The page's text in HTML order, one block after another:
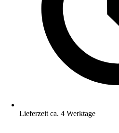
Lieferzeit ca. 4 Werktage